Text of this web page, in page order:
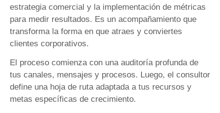
estrategia comercial y la implementación de métricas
para medir resultados. Es un acompañamiento que
transforma la forma en que atraes y conviertes
clientes corporativos.
El proceso comienza con una auditoría profunda de
tus canales, mensajes y procesos. Luego, el consultor
define una hoja de ruta adaptada a tus recursos y
metas específicas de crecimiento.